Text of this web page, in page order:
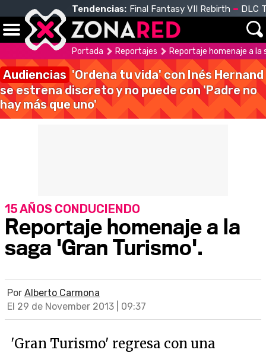
Tendencias: Final Fantasy VII Rebirth DLC
Portada Reportajes Reportaje homenaje a la
Audiencias 'Ordena tu vida' con Inés Hernand
se estrena discreto y no puede con 'Padre no
hay más que uno'
Reportaje homenaje a la
saga 'Gran Turismo'.
15 AÑOS CONDUCIENDO
Por Alberto Carmona
El 29 de November 2013 | 09:37
'Gran Turismo' regresa con una